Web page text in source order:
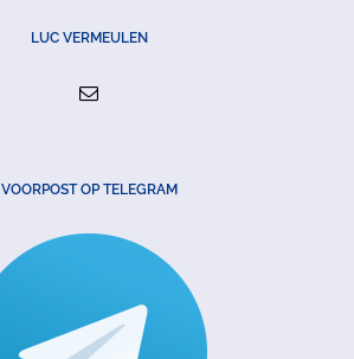
LUC VERMEULEN
VOORPOST OP TELEGRAM